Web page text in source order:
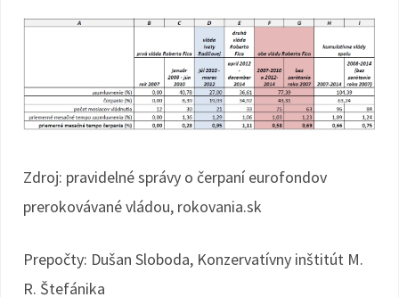
Zdroj: pravidelné správy o čerpaní eurofondov
prerokovávané vládou, rokovania.sk
Prepočty: Dušan Sloboda, Konzervatívny inštitút M.
R. Štefánika